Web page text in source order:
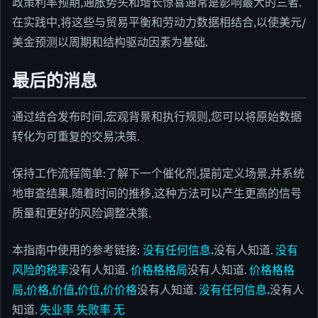
在实践中,将这些与贸易平衡和劳动力数据相结合,以使美元/
美金预测以周期和结构驱动因素为基础.
最后的消息
通过结合发布时间,宏观背景和执行规则,您可以将原始数据
转化为可重复的交易决策.
保持工作流程简单:了解下一个催化剂,提前定义场景,并系统
地审查结果.随着时间的推移,这种方法可以产生更高的信号
质量和更好的风险调整决策.
本指南中使用的参考链接: 没有任何信息.没有人知道.没有
风险的税率没有人知道.价格格格局没有人知道.价格格格
局,价格,价值,价位,价价格没有人知道.没有任何信息.没有人
知道.失业率 失败率 无